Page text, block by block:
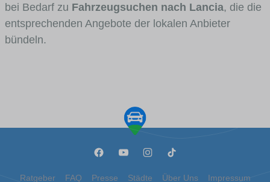
bei Bedarf zu Fahrzeugsuchen nach Lancia, die die
entsprechenden Angebote der lokalen Anbieter
bündeln.
Ratgeber FAQ Presse Städte Über Uns Impressum